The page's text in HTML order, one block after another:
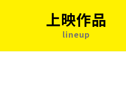
上映作品
lineup